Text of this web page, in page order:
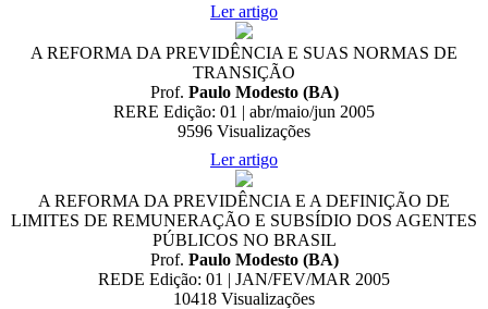
Ler artigo
A REFORMA DA PREVIDÊNCIA E SUAS NORMAS DE
TRANSIÇÃO
Prof. Paulo Modesto (BA)
RERE Edição: 01 | abr/maio/jun 2005
9596 Visualizações
Ler artigo
A REFORMA DA PREVIDÊNCIA E A DEFINIÇÃO DE
LIMITES DE REMUNERAÇÃO E SUBSÍDIO DOS AGENTES
PÚBLICOS NO BRASIL
Prof. Paulo Modesto (BA)
REDE Edição: 01 | JAN/FEV/MAR 2005
10418 Visualizações